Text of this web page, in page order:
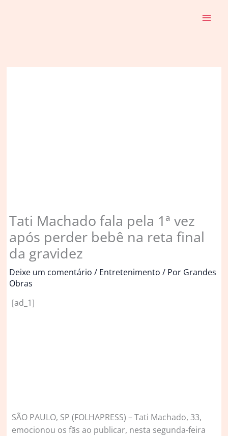
Tati Machado fala pela 1ª vez
após perder bebê na reta final
da gravidez
Deixe um comentário / Entretenimento / Por Grandes
Obras
[ad_1]
SÃO PAULO, SP (FOLHAPRESS) – Tati Machado, 33,
emocionou os fãs ao publicar, nesta segunda-feira